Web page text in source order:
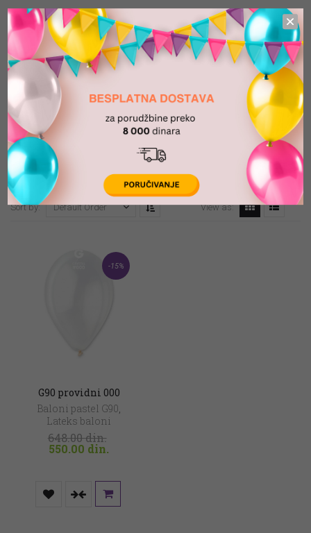
Artikli na promociji
Folija baloni
Folija brojevi SVI
Lateks baloni
Oprema za dekoracije
TRANSPARENT
Sort by: Default Order View as:
-15%
G90 providni 000
Baloni pastel G90,
Lateks baloni
648.00din.
Original
648.00 din..
550.00 din.
550.00 din..